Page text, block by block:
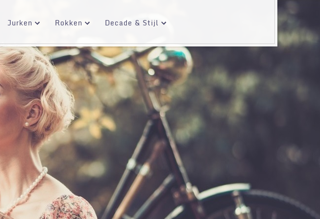
Jurken Rokken Decade & Stijl